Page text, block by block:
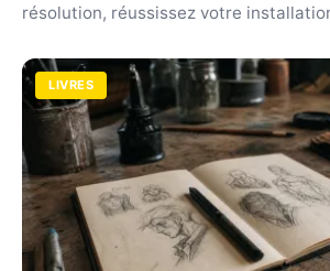
résolution, réussissez votre
LIVRES